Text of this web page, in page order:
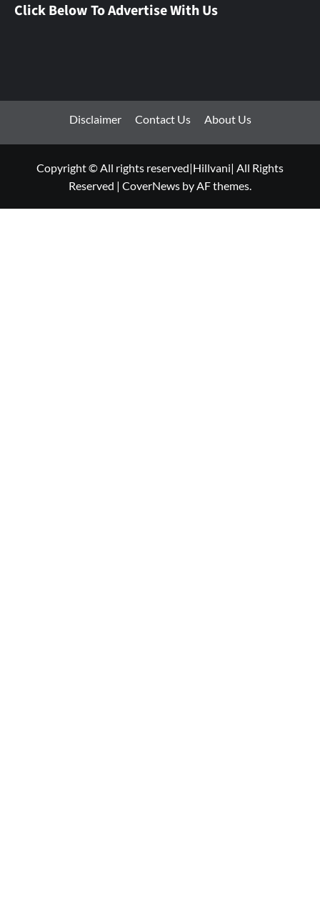
Click Below To Advertise With Us
Disclaimer Contact Us About Us
Copyright © All rights reserved|Hillvani| All Rights
Reserved | CoverNews by AF themes.